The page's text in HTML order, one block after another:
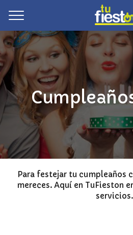
Para festejar tu cumpleaños
mereces. Aquí en TuFieston
servicios.